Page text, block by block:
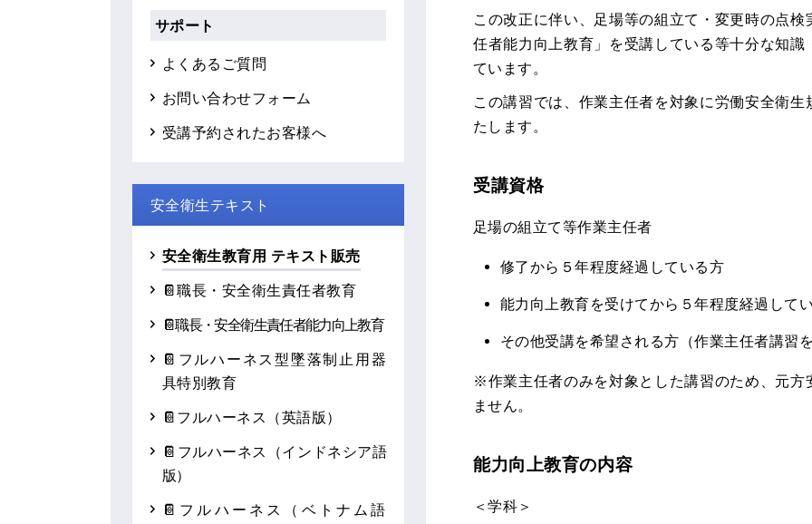
この改正に伴い、足場等の組立て・変更時の点
任者能力向上教育」を受講している等十分な知
ています。
この講習では、作業主任者を対象に労働安全衛
たします。
受講資格
足場の組立て等作業主任者
修了から５年程度経過している方
能力向上教育を受けてから５年程度経過して
その他受講を希望される方（作業主任者講習
※作業主任者のみを対象とした講習のため、元
ません。
能力向上教育の内容
＜学科＞
サポート
よくあるご質問
お問い合わせフォーム
受講予約されたお客様へ
安全衛生テキスト
安全衛生教育用 テキスト販売
📔職長・安全衛生責任者教育
📔職長・安全衛生責任者能力向上教育
📔フルハーネス型墜落制止用器
具特別教育
📔フルハーネス（英語版）
📔フルハーネス（インドネシア語
版）
📔フルハーネス（ベトナム語